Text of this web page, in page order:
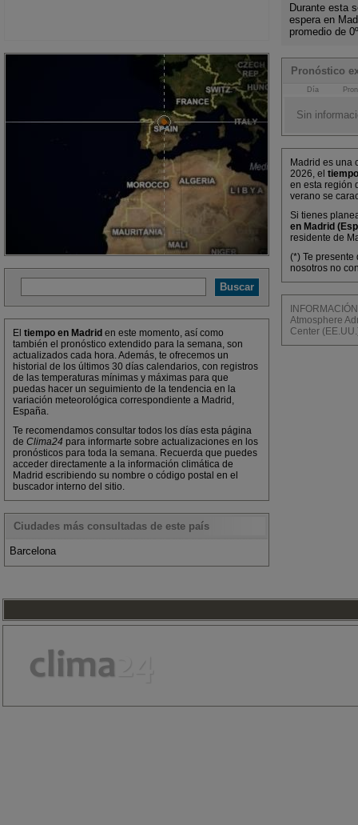
El tiempo en Madrid en este momento, así como
también el pronóstico extendido para la semana, son
actualizados cada hora. Además, te ofrecemos un
historial de los últimos 30 días calendarios, con registros
de las temperaturas mínimas y máximas para que
puedas hacer un seguimiento de la tendencia en la
variación meteorológica correspondiente a Madrid,
España.
Te recomendamos consultar todos los días esta página
de Clima24 para informarte sobre actualizaciones en los
pronósticos para toda la semana. Recuerda que puedes
acceder directamente a la información climática de
Madrid escribiendo su nombre o código postal en el
buscador interno del sitio.
Ciudades más consultadas de este país
Barcelona
Durante esta
espera en
promedio de
Pronóstico
Día
Sin
Madrid es una
2026, el
en esta región
verano se
Si tienes
en Madrid
residente de
(*) Te
nosotros no
Atmosphere
Center